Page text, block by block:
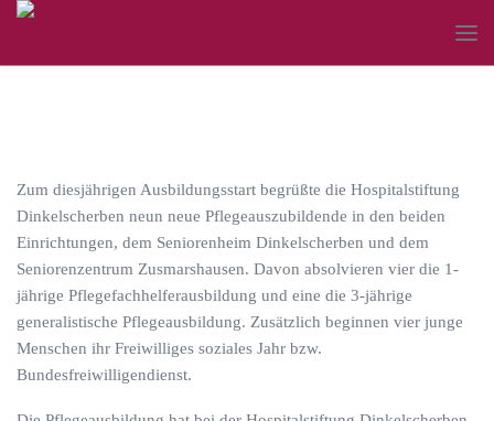
Zum diesjährigen Ausbildungsstart begrüßte die Hospitalstiftung
Dinkelscherben neun neue Pflegeauszubildende in den beiden
Einrichtungen, dem Seniorenheim Dinkelscherben und dem
Seniorenzentrum Zusmarshausen. Davon absolvieren vier die 1-
jährige Pflegefachhelferausbildung und eine die 3-jährige
generalistische Pflegeausbildung. Zusätzlich beginnen vier junge
Menschen ihr Freiwilliges soziales Jahr bzw.
Bundesfreiwilligendienst.